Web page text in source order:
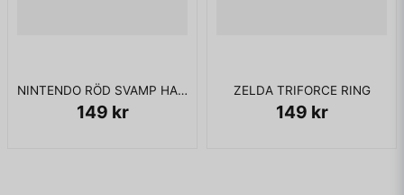
NINTENDO RÖD SVAMP HALSBAND
149 kr
ZELDA TRIFORCE RING
149 kr